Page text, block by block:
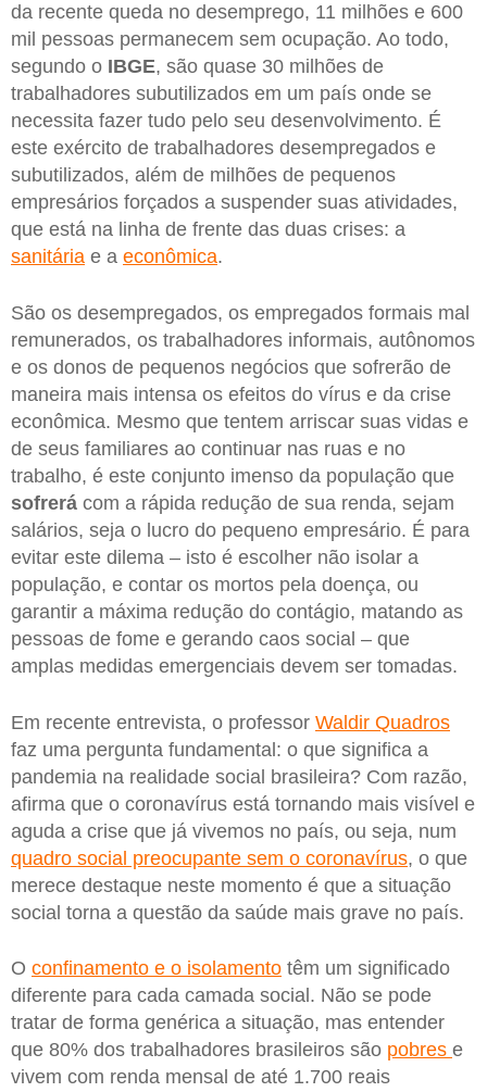
da recente queda no desemprego, 11 milhões e 600
mil pessoas permanecem sem ocupação. Ao todo,
segundo o IBGE, são quase 30 milhões de
trabalhadores subutilizados em um país onde se
necessita fazer tudo pelo seu desenvolvimento. É
este exército de trabalhadores desempregados e
subutilizados, além de milhões de pequenos
empresários forçados a suspender suas atividades,
que está na linha de frente das duas crises: a
sanitária e a econômica.
São os desempregados, os empregados formais mal
remunerados, os trabalhadores informais, autônomos
e os donos de pequenos negócios que sofrerão de
maneira mais intensa os efeitos do vírus e da crise
econômica. Mesmo que tentem arriscar suas vidas e
de seus familiares ao continuar nas ruas e no
trabalho, é este conjunto imenso da população que
sofrerá com a rápida redução de sua renda, sejam
salários, seja o lucro do pequeno empresário. É para
evitar este dilema – isto é escolher não isolar a
população, e contar os mortos pela doença, ou
garantir a máxima redução do contágio, matando as
pessoas de fome e gerando caos social – que
amplas medidas emergenciais devem ser tomadas.
Em recente entrevista, o professor Waldir Quadros
faz uma pergunta fundamental: o que significa a
pandemia na realidade social brasileira? Com razão,
afirma que o coronavírus está tornando mais visível e
aguda a crise que já vivemos no país, ou seja, num
quadro social preocupante sem o coronavírus, o que
merece destaque neste momento é que a situação
social torna a questão da saúde mais grave no país.
O confinamento e o isolamento têm um significado
diferente para cada camada social. Não se pode
tratar de forma genérica a situação, mas entender
que 80% dos trabalhadores brasileiros são pobres e
vivem com renda mensal de até 1.700 reais